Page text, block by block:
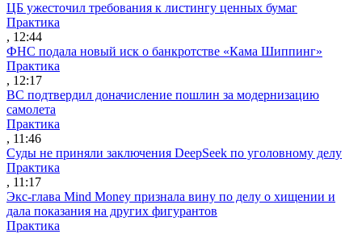
ЦБ ужесточил требования к листингу ценных бумаг
Практика
, 12:44
ФНС подала новый иск о банкротстве «Кама Шиппинг»
Практика
, 12:17
ВС подтвердил доначисление пошлин за модернизацию
самолета
Практика
, 11:46
Суды не приняли заключения DeepSeek по уголовному делу
Практика
, 11:17
Экс-глава Mind Money признала вину по делу о хищении и
дала показания на других фигурантов
Практика